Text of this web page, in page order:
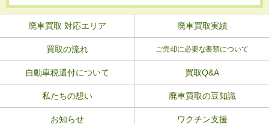
廃車買取 対応エリア 廃車買取実績
買取の流れ ご売却に必要な書類について
自動車税還付について 買取Q&A
私たちの想い 廃車買取の豆知識
お知らせ ワクチン支援